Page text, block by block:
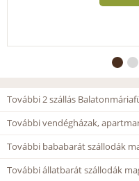
További 2 szállás
További vendégházak,
További bababarát szállodák
További állatbarát szállodák